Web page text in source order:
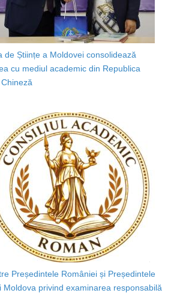
de Științe a Moldovei consolidează
cu mediul academic din Republica
Președintele României și Președintele
Moldova privind examinarea responsabilă